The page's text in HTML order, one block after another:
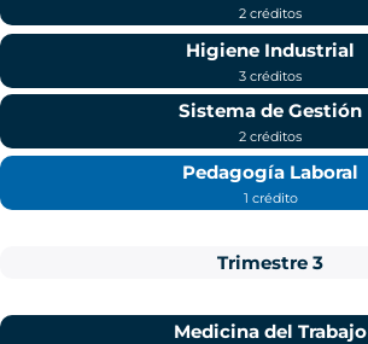
2 créditos
Higiene Industrial
3 créditos
Sistema de Gestión
2 créditos
Pedagogía Laboral
1 crédito
Trimestre 3
Medicina del Trabajo